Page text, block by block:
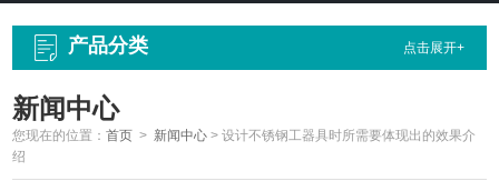
产品分类 点击展开+
新闻中心
您现在的位置：首页 > 新闻中心 >设计不锈钢工器具时所需要体现出的效果介
绍